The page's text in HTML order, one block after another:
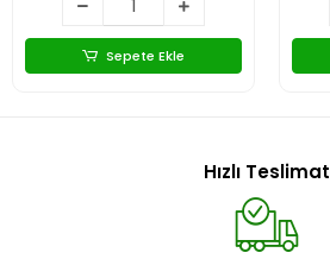
Sepete Ekle
Hızlı Teslimat